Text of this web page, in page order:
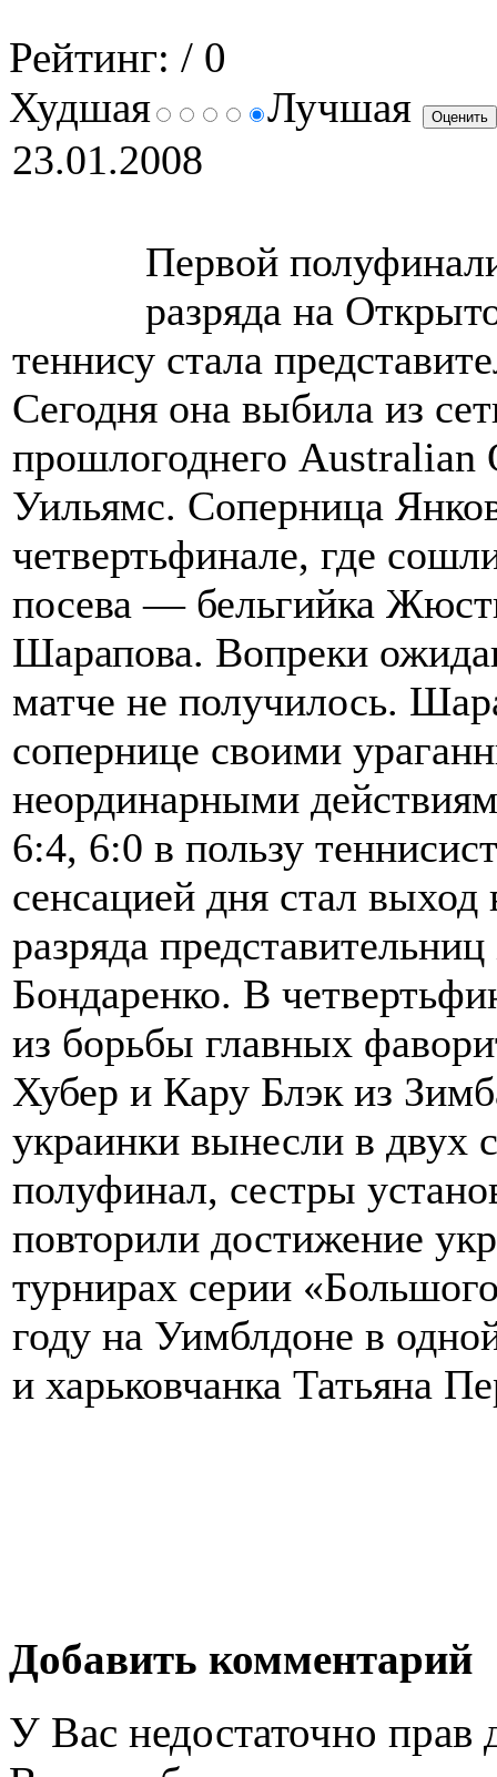
Рейтинг: / 0
Худшая
Лучшая
23.01.2008
Первой
разряда на
теннису стала
Сегодня она выбила из
прошлогоднего Australian
Уильямс. Соперница
четвертьфинале, где
посева — бельгийка
Шарапова. Вопреки
матче не получилось.
сопернице своими
неординарными
6:4, 6:0 в пользу
сенсацией дня стал
разряда
Бондаренко. В
из борьбы главных
Хубер и Кару Блэк из
украинки вынесли в
полуфинал, сестры
повторили достижение
турнирах серии
году на Уимблдоне в
и харьковчанка Татьяна
Добавить комментарий
У Вас недостаточно прав